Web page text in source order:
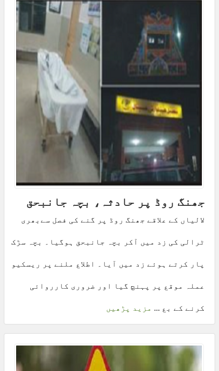
جھنگ روڈ پر حادثہ، بچہ جانبحق
لالیاں کے علاقے جھنگ روڈ پر گنے کی فصل سےبھری
ٹرالی کی زد میں آکر بچہ جانبحق ہوگیا۔ بچہ سڑک
پار کرتے ہوئے زد میں آیا۔ اطلاع ملنے پر ریسکیو
عملہ موقع پر پہنچ گیا اور ضروری کارروائی
کرنے کے بع ... مزید پڑھیں